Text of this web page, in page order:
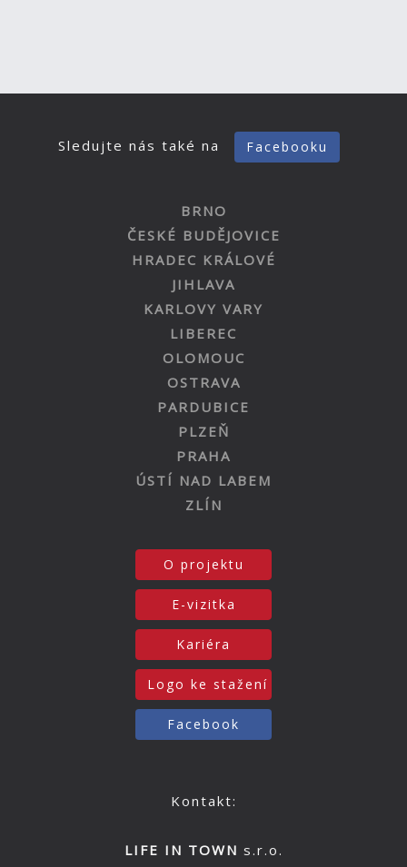
Sledujte nás také na Facebooku
BRNO
ČESKÉ BUDĚJOVICE
HRADEC KRÁLOVÉ
JIHLAVA
KARLOVY VARY
LIBEREC
OLOMOUC
OSTRAVA
PARDUBICE
PLZEŇ
PRAHA
ÚSTÍ NAD LABEM
ZLÍN
O projektu
E-vizitka
Kariéra
Logo ke stažení
Facebook
Kontakt:
LIFE IN TOWN s.r.o.